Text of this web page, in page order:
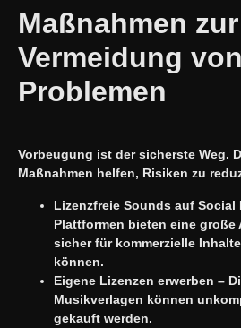
Maßnahmen zur
Vermeidung von
Problemen
Vorbeugung ist der sicherste Weg.
Maßnahmen helfen, Risiken zu
Lizenzfreie Sounds auf Social
Plattformen bieten eine große
sicher für kommerzielle
können.
Eigene Lizenzen erwerben –
Musikverlagen können
gekauft werden.